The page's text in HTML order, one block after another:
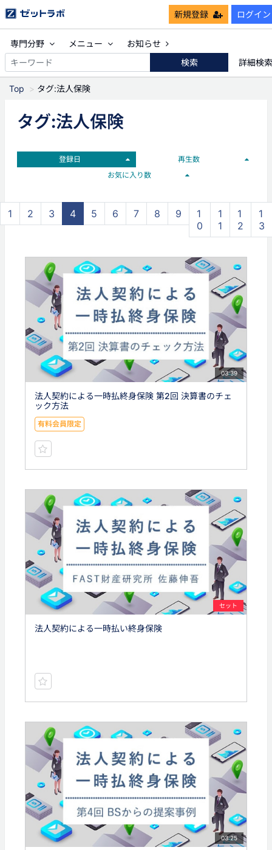
新規登録 ログイン
専門分野 メニュー
お知らせ
検索
詳細検
Top タグ:法人保険
タグ:法人保険
登録日
再生数
お気に入り数
1 2 3 4 5 6 7 8 9
1
0
1
1
1
2
1
3
03:39
法人契約による一時払終身保険 第2回 決算書のチェ
ック方法
有料会員限定
セット
法人契約による一時払い終身保険
03:25